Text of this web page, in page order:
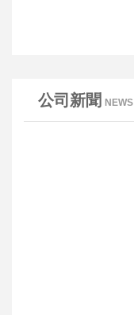
公司新聞 NEWS